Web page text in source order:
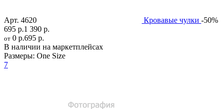
Арт. 4620 Кровавые чулки -50%
695 р.1 390 р.
от 0 р.695 р.
В наличии на маркетплейсах
Размеры: One Size
7